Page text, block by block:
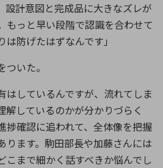
設計意図と完成品に大きなズレが
もっと早い段階で認識を合わせて
防げたはずなんです」
いた。
はしているんですが、流れてしま
解しているのかが分かりづらく
捗確認に追われて、全体像を把握
ります。駒田部長や加藤さんには
こまで細かく話すべきか悩んでし